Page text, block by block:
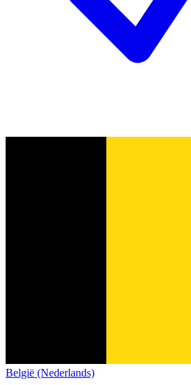
België (Nederlands)